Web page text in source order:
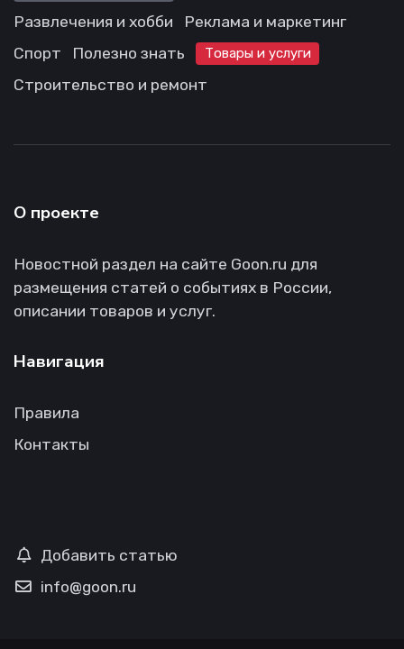
Развлечения и хобби
Реклама и маркетинг
Спорт
Полезно знать Товары и услуги
Строительство и ремонт
О проекте
Новостной раздел на сайте Goon.ru для
размещения статей о событиях в России,
описании товаров и услуг.
Навигация
Правила
Контакты
Добавить статью
info@goon.ru